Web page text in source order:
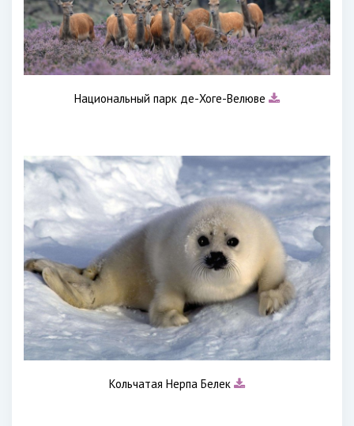
Национальный парк де-Хоге-Велюве
Кольчатая Нерпа Белек